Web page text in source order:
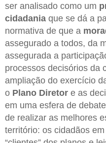
ser analisado como um
cidadania que se dá a
normativa de que a
assegurado a todos, da
assegurada a
processos decisórios da
ampliação do exercício
o Plano Diretor e as
em uma esfera de
de realizar as melhores
território: os cidadãos